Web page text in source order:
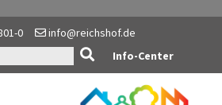
0
info@reichshof.de
Info-Center